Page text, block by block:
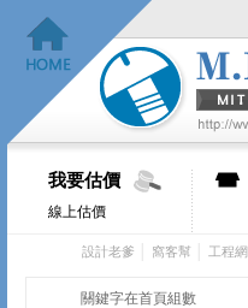
我要估價
線上估價
設計老爹 窩客幫 工程網
關鍵字在首頁組數